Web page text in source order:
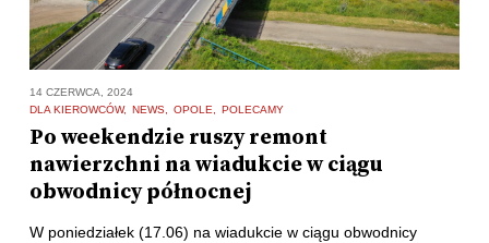
14 CZERWCA, 2024
DLA KIEROWCÓW
NEWS OPOLE POLECAMY
Po weekendzie ruszy remont
nawierzchni na wiadukcie w ciągu
obwodnicy północnej
W poniedziałek (17.06) na wiadukcie w ciągu obwodnicy